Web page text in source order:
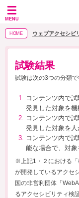
MENU
HOME ウェブアクセシビ
試験結果
試験は次の3つの分類
コンテンツ内で
発見した対象を
コンテンツ内で
発見した対象を
コンテンツ内で
能な場合で、対
※上記1・２における「
が開発しているアクセ
国の非営利団体「
るアクセシビリティ検